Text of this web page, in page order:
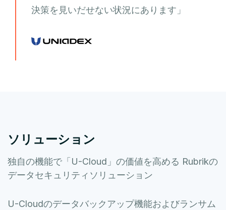
決策を見いだせない状況にあります」
ソリューション
独自の機能で「U-Cloud」の価値を高める Rubrikの
データセキュリティソリューション
U-Cloudのデータバックアップ機能およびランサム